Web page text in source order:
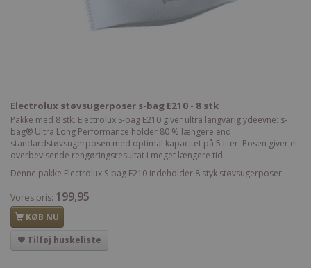
Electrolux støvsugerposer s-bag E210 - 8 stk
Pakke med 8 stk. Electrolux S-bag E210 giver ultra langvarig ydeevne: s-
bag® Ultra Long Performance holder 80 % længere end
standardstøvsugerposen med optimal kapacitet på 5 liter. Posen giver et
overbevisende rengøringsresultat i meget længere tid.
Denne pakke Electrolux S-bag E210 indeholder 8 styk støvsugerposer.
Vores pris: 199,95
KØB NU
Tilføj huskeliste